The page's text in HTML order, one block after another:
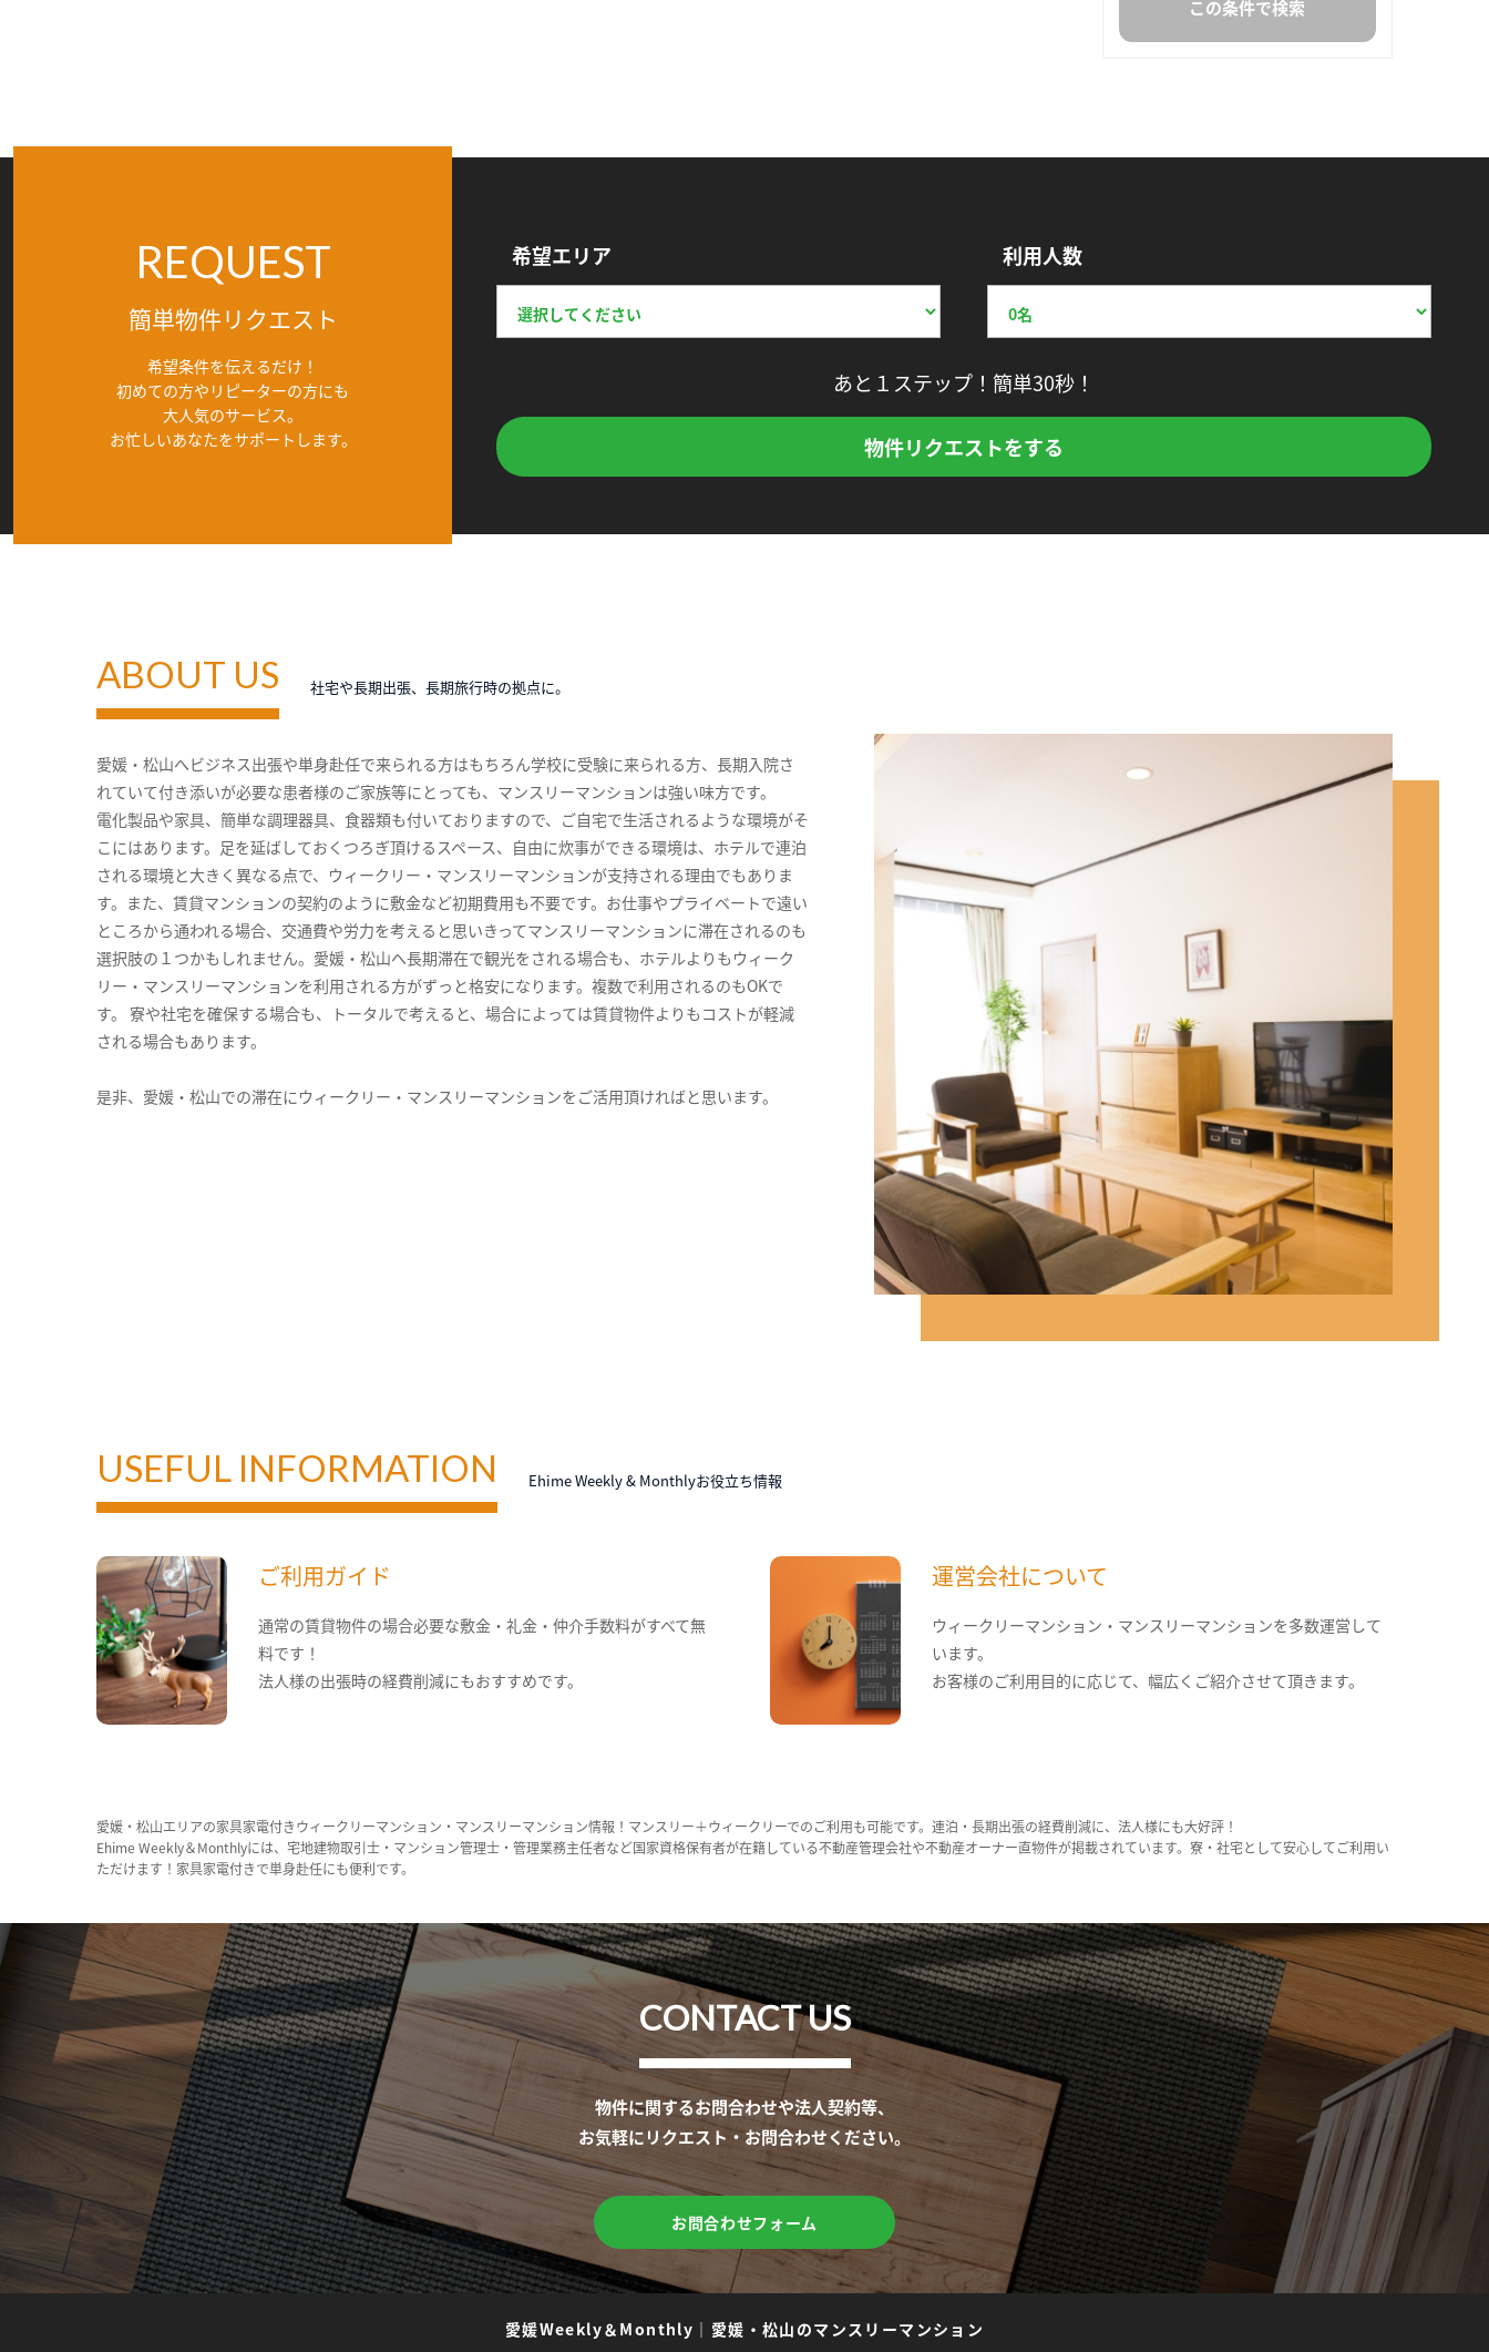
REQUEST
簡単物件リクエスト
希望条件を伝えるだけ！
初めての方やリピーターの方にも
大人気のサービス。
お忙しいあなたをサポートします。
希望エリア 利用人数
あと１ステップ！簡単30秒！
物件リクエストをする
ABOUT US 社宅や長期出張、長期旅行時の拠点に。
愛媛・松山へビジネス出張や単身赴任で来られる方はもちろん学校に受験に来られる方、長期入院さ
れていて付き添いが必要な患者様のご家族等にとっても、マンスリーマンションは強い味方です。
電化製品や家具、簡単な調理器具、食器類も付いておりますので、ご自宅で生活されるような環境がそ
こにはあります。足を延ばしておくつろぎ頂けるスペース、自由に炊事ができる環境は、ホテルで連泊
される環境と大きく異なる点で、ウィークリー・マンスリーマンションが支持される理由でもありま
す。また、賃貸マンションの契約のように敷金など初期費用も不要です。お仕事やプライベートで遠い
ところから通われる場合、交通費や労力を考えると思いきってマンスリーマンションに滞在されるのも
選択肢の１つかもしれません。愛媛・松山へ長期滞在で観光をされる場合も、ホテルよりもウィーク
リー・マンスリーマンションを利用される方がずっと格安になります。複数で利用されるのもOKで
す。 寮や社宅を確保する場合も、トータルで考えると、場合によっては賃貸物件よりもコストが軽減
される場合もあります。
是非、愛媛・松山での滞在にウィークリー・マンスリーマンションをご活用頂ければと思います。
USEFUL INFORMATION Ehime Weekly & Monthlyお役立ち情報
ご利用ガイド
通常の賃貸物件の場合必要な敷金・礼金・仲介手数料がすべて無
料です！
法人様の出張時の経費削減にもおすすめです。
運営会社について
ウィークリーマンション・マンスリーマンションを多数運営して
います。
お客様のご利用目的に応じて、幅広くご紹介させて頂きます。
愛媛・松山エリアの家具家電付きウィークリーマンション・マンスリーマンション情報！マンスリー＋ウィークリーでのご利用も可能です。連泊・長期出張の経費削減に、法人様にも大好評！
Ehime Weekly＆Monthlyには、宅地建物取引士・マンション管理士・管理業務主任者など国家資格保有者が在籍している不動産管理会社や不動産オーナー直物件が掲載されています。寮・社宅として安心してご利用い
ただけます！家具家電付きで単身赴任にも便利です。
CONTACT US
物件に関するお問合わせや法人契約等、
お気軽にリクエスト・お問合わせください。
お問合わせフォーム
愛媛Weekly＆Monthly ｜ 愛媛・松山のマンスリーマンション